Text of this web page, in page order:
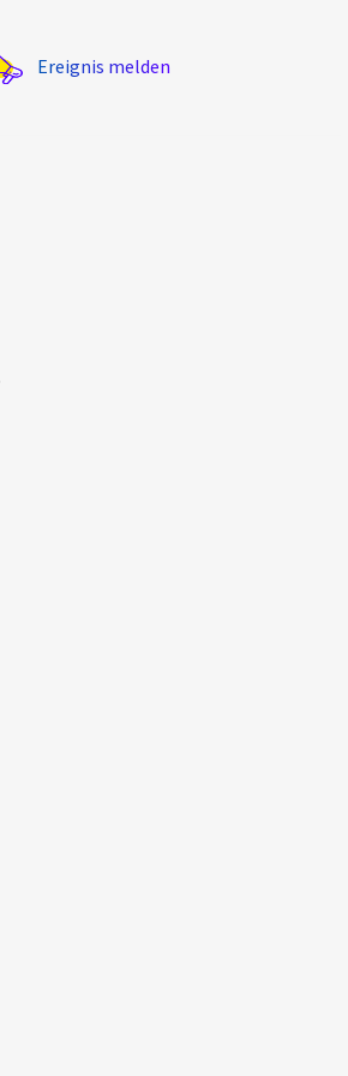
Ereignis melden